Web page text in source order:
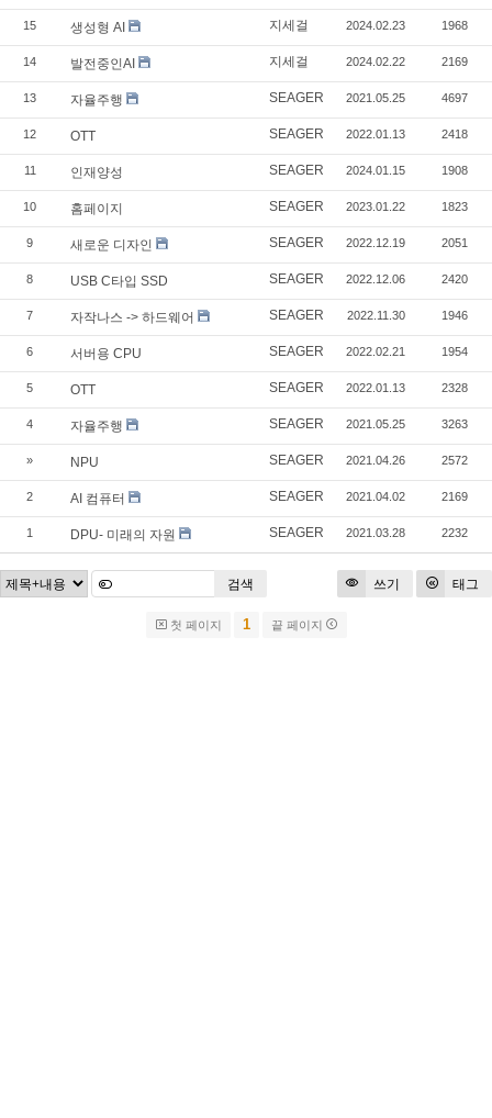
15 생성형 AI 지세걸 2024.02.23 1968
14 발전중인AI 지세걸 2024.02.22 2169
13 자율주행 SEAGER 2021.05.25 4697
12 OTT SEAGER 2022.01.13 2418
11 인재양성 SEAGER 2024.01.15 1908
10 홈페이지 SEAGER 2023.01.22 1823
9 새로운 디자인 SEAGER 2022.12.19 2051
8 USB C타입 SSD SEAGER 2022.12.06 2420
7 자작나스 -> 하드웨어 SEAGER 2022.11.30 1946
6 서버용 CPU SEAGER 2022.02.21 1954
5 OTT SEAGER 2022.01.13 2328
4 자율주행 SEAGER 2021.05.25 3263
» NPU SEAGER 2021.04.26 2572
2 AI 컴퓨터 SEAGER 2021.04.02 2169
1 DPU- 미래의 자원 SEAGER 2021.03.28 2232
쓰기 태그
검색
첫 페이지 1 끝 페이지